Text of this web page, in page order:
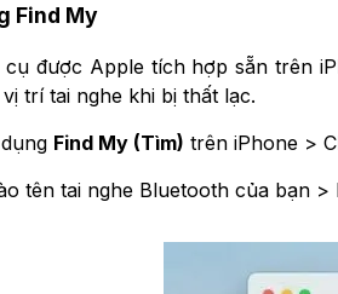
Find My
cụ được Apple tích hợp sẵn trên
trí tai nghe khi bị thất lạc.
Find My (Tìm) trên iPhone >
tên tai nghe Bluetooth của bạn